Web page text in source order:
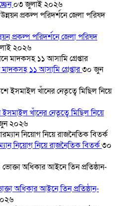
০৩ জুলাই ২০২৬
প্রকল্প পরিদর্শনে জেলা পরিষদ
২০২৬
মাদকসহ ১১ আসামি গ্রেপ্তার৩০ জুন
খাঁনের নেতৃত্বে মিছিল নিয়ে
২০২৬
নিয়োগ নিয়ে রাজনৈতিক বিতর্ক৩০
অধিকার আইনে তিন প্রতিষ্ঠান-